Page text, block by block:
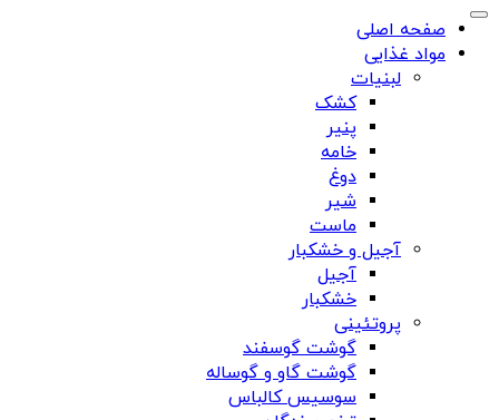
صفحه اصلی
مواد غذایی
لبنیات
کشک
پنیر
خامه
دوغ
شیر
ماست
آجیل و خشکبار
آجیل
خشکبار
پروتئینی
گوشت گوسفند
گوشت گاو و گوساله
سوسیس کالباس